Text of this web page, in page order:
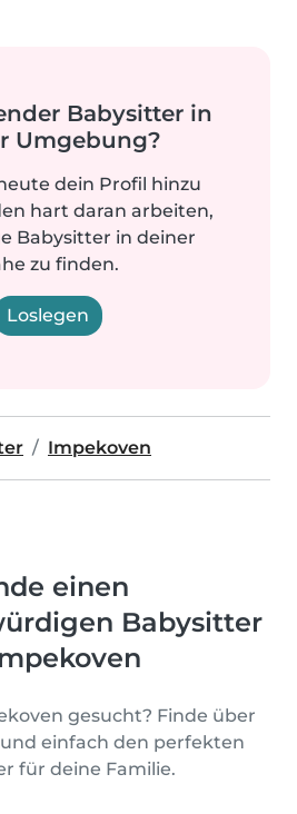
Babysitter in
Umgebung?
dein Profil hinzu
hart daran arbeiten,
Babysitter in deiner
zu finden.
Loslegen
Impekoven
einen
Babysitter
gesucht? Finde über
einfach den perfekten
für deine Familie.